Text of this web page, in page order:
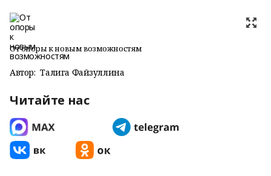
От опоры к новым возможностям
Автор: Талига Файзуллина
Читайте нас